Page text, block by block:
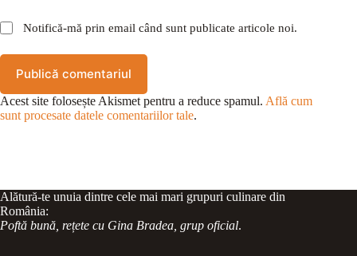
Notifică-mă prin email când sunt publicate articole noi.
Publică comentariul
Acest site folosește Akismet pentru a reduce spamul. Află cum
sunt procesate datele comentariilor tale.
Alătură-te unuia dintre cele mai mari grupuri culinare din
România:
Poftă bună, rețete cu Gina Bradea, grup oficial.